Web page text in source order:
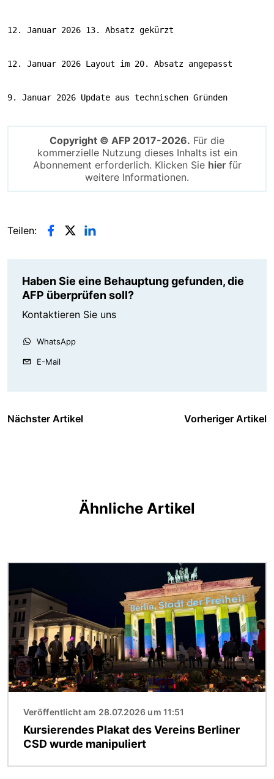
12. Januar 2026 13. Absatz gekürzt
12. Januar 2026 Layout im 20. Absatz angepasst
9. Januar 2026 Update aus technischen Gründen
Copyright © AFP 2017-2026. Für die
kommerzielle Nutzung dieses Inhalts ist ein
Abonnement erforderlich. Klicken Sie hierfür
weitere Informationen.
Teilen:
Haben Sie eine Behauptung gefunden, die
AFP überprüfen soll?
Kontaktieren Sie uns
WhatsApp
E-Mail
Nächster Artikel Vorheriger Artikel
Ähnliche Artikel
Veröffentlicht am 28.07.2026 um 11:51
Kursierendes Plakat des Vereins Berliner
CSD wurde manipuliert